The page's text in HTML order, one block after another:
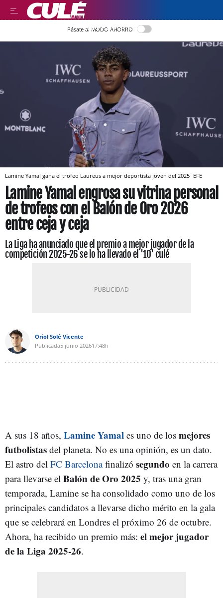
LLEGIR EN CATALÀ
Pásate al MODO AHORRO
Lamine Yamal gana el trofeo Laureus a mejor deportista joven del 2025 EFE
Lamine Yamal engrosa su vitrina personal
de trofeos con el Balón de Oro 2026
entre ceja y ceja
La Liga ha anunciado que el premio a mejor jugador de la
competición 2025-26 se lo ha llevado el '10' culé
Oriol Solé Vicente
Publicada5 junio 202617:48h
A sus 18 años, Lamine Yamal es uno de los mejores
futbolistas del planeta. No es una opinión, es un dato.
El astro del FC Barcelonafinalizó segundo en la carrera
para llevarse el Balón de Oro 2025 y, tras una gran
temporada, Lamine se ha consolidado como uno de los
principales candidatos a llevarse dicho mérito en la gala
que se celebrará en Londres el próximo 26 de octubre.
Ahora, ha recibido un premio más: el mejor jugador
de la Liga 2025-26.